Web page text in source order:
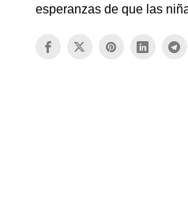
esperanzas de que las